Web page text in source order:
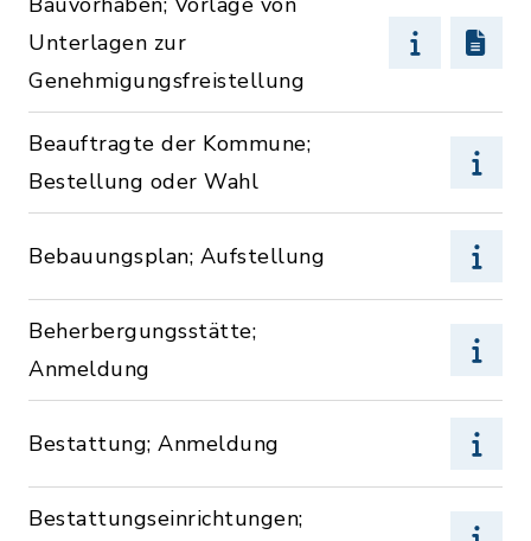
Unterlagen zur
Genehmigungsfreistellung
Beauftragte der Kommune;
Bestellung oder Wahl
Bebauungsplan; Aufstellung
Beherbergungsstätte;
Anmeldung
Bestattung; Anmeldung
Bestattungseinrichtungen;